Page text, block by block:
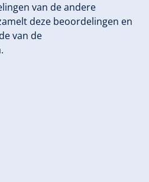
van de andere
deze beoordelingen en
van de